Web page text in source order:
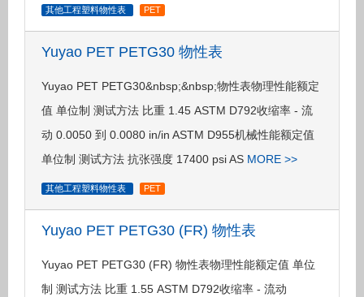
其他工程塑料物性表 PET
Yuyao PET PETG30 物性表
Yuyao PET PETG30&nbsp;&nbsp;物性表物理性能额定
值 单位制 测试方法 比重 1.45 ASTM D792收缩率 - 流
动 0.0050 到 0.0080 in/in ASTM D955机械性能额定值
单位制 测试方法 抗张强度 17400 psi AS MORE >>
其他工程塑料物性表 PET
Yuyao PET PETG30 (FR) 物性表
Yuyao PET PETG30 (FR) 物性表物理性能额定值 单位
制 测试方法 比重 1.55 ASTM D792收缩率 - 流动